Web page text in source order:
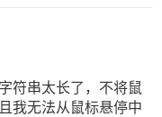
符串太长了，不将鼠
我无法从鼠标悬停中